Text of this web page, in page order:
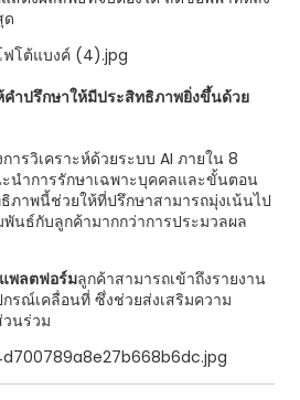
ด
คำปรึกษาให้มีประสิทธิภาพยิ่งขึ้นด้วย
การวิเคราะห์ด้วยระบบ AI ภายใน 8
นำการรักษาเฉพาะบุคคลและขั้นตอน
ภาพนี้ช่วยให้ที่ปรึกษาสามารถมุ่งเน้นไป
นธ์กับลูกค้ามากกว่าการประมวลผล
พลตฟอร์มลูกค้าสามารถเข้าถึงรายงาน
รณ์เคลื่อนที่ ซึ่งช่วยส่งเสริมความ
นร่วม